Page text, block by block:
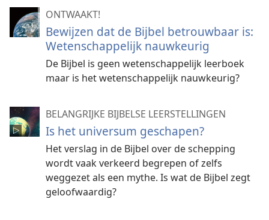
ONTWAAKT!
Bewijzen dat de Bijbel betrouwbaar is:
Wetenschappelijk nauwkeurig
De Bijbel is geen wetenschappelijk leerboek
maar is het wetenschappelijk nauwkeurig?
BELANGRIJKE BIJBELSE LEERSTELLINGEN
Is het universum geschapen?
Het verslag in de Bijbel over de schepping
wordt vaak verkeerd begrepen of zelfs
weggezet als een mythe. Is wat de Bijbel zegt
geloofwaardig?